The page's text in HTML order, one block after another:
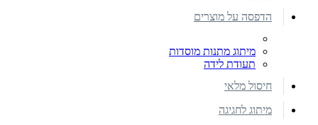
הדפסה על מוצרים
מיתוג מתנות מוסדות
תעודת לידה
חיסול מלאי
מיתוג לחגיגה